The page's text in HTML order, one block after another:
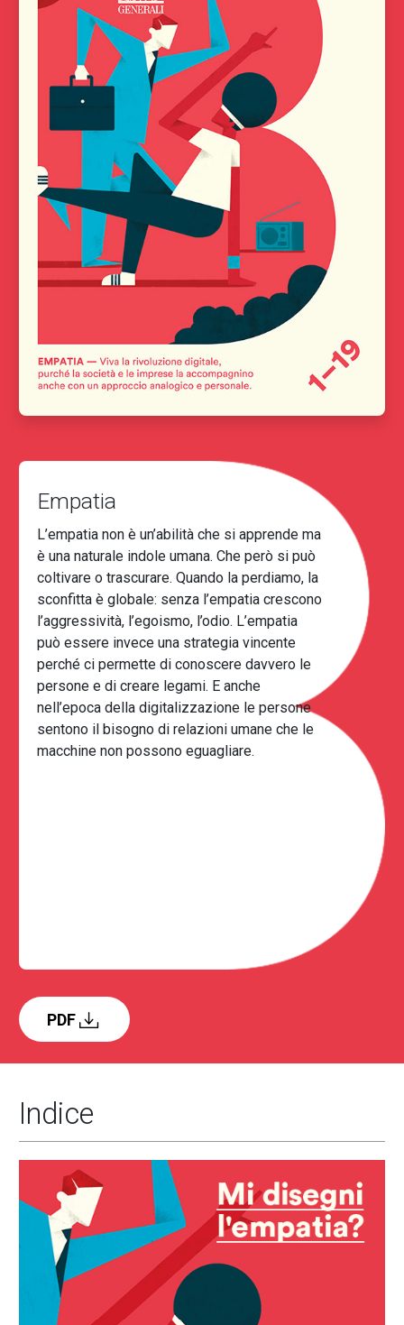
Empatia
L’empatia non è un’abilità che si apprende ma
è una naturale indole umana. Che però si può
coltivare o trascurare. Quando la perdiamo, la
sconfitta è globale: senza l’empatia crescono
l’aggressività, l’egoismo, l’odio. L’empatia
può essere invece una strategia vincente
perché ci permette di conoscere davvero le
persone e di creare legami. E anche
nell’epoca della digitalizzazione le persone
sentono il bisogno di relazioni umane che le
macchine non possono eguagliare.
PDF
Indice